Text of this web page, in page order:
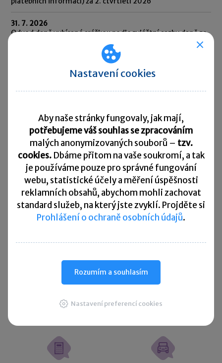
31. 7. 2026
Odvod daně vybírané srážkou podle zvláštní sazby daně za
Splatnost daně za červen 2026
Přehled všech termínů ►
Kurzovní lístek
Načítám
hodnoty
Načítám
hodnoty
Více ▼
Užitečné informace
Účetní souvztažnosti Majetkové daně
Nastavení cookies
Aby naše stránky fungovaly, jak mají,
potřebujeme váš souhlas se zpracováním
malých anonymizovaných souborů – tzv.
cookies. Dbáme přitom na vaše soukromí, a tak
je používáme pouze pro správné fungování
webu, statistické účely a měření úspěšnosti
reklamních obsahů, abychom mohli zachovat
standard služeb, na který jste zvyklí. Projděte si
Prohlášení o ochraně osobních údajů.
Rozumím a souhlasím
Nastavení preferencí cookies